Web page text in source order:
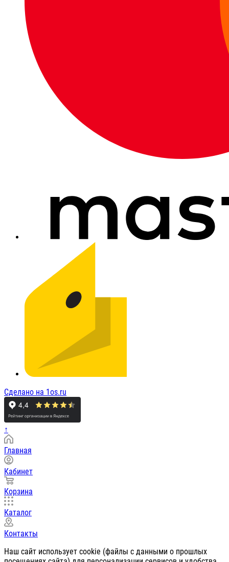
Сделано на 1os.ru
↑
Главная
Кабинет
Корзина
Каталог
Контакты
Наш сайт использует cookie (файлы с данными о прошлых